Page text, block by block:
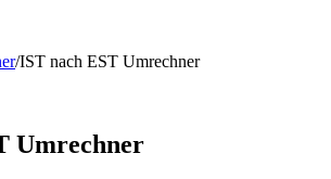
/IST nach EST Umrechner
Umrechner